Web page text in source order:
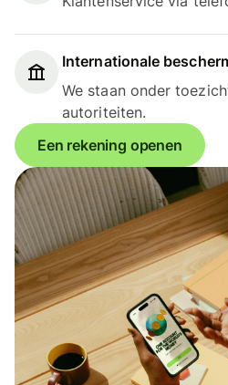
Internationale
We staan onder
autoriteiten.
Een rekening openen